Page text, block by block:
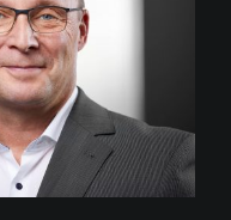
Valeo